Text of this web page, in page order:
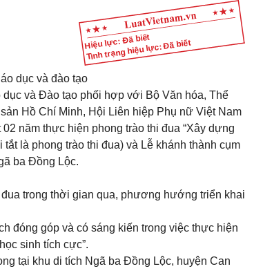
Hiệu lực: Đã biết
Tình trạng hiệu lực: Đã biết
dục và đào tạo
và Đào tạo phối hợp với Bộ Văn hóa, Thể
Hồ Chí Minh, Hội Liên hiệp Phụ nữ Việt Nam
năm thực hiện phong trào thi đua “Xây dựng
là phong trào thi đua) và Lễ khánh thành cụm
ba Đồng Lộc.
trong thời gian qua, phương hướng triển khai
đóng góp và có sáng kiến trong việc thực hiện
sinh tích cực”.
tại khu di tích Ngã ba Đồng Lộc, huyện Can